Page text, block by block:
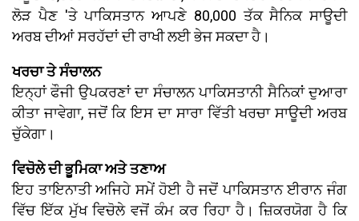
ਲੋੜ ਪੈਣ 'ਤੇ ਪਾਕਿਸਤਾਨ ਆਪਣੇ 80,000 ਤੱਕ ਸੈਨਿਕ ਸਾਊਦੀ
ਅਰਬ ਦੀਆਂ ਸਰਹੱਦਾਂ ਦੀ ਰਾਖੀ ਲਈ ਭੇਜ ਸਕਦਾ ਹੈ।
ਖਰਚਾ ਤੇ ਸੰਚਾਲਨ
ਇਨ੍ਹਾਂ ਫੌਜੀ ਉਪਕਰਣਾਂ ਦਾ ਸੰਚਾਲਨ ਪਾਕਿਸਤਾਨੀ ਸੈਨਿਕਾਂ ਦੁਆਰਾ
ਕੀਤਾ ਜਾਵੇਗਾ, ਜਦੋਂ ਕਿ ਇਸ ਦਾ ਸਾਰਾ ਵਿੱਤੀ ਖਰਚਾ ਸਾਊਦੀ ਅਰਬ
ਚੁੱਕੇਗਾ।
ਵਿਚੋਲੇ ਦੀ ਭੂਮਿਕਾ ਅਤੇ ਤਣਾਅ
ਇਹ ਤਾਇਨਾਤੀ ਅਜਿਹੇ ਸਮੇਂ ਹੋਈ ਹੈ ਜਦੋਂ ਪਾਕਿਸਤਾਨ ਈਰਾਨ ਜੰਗ
ਵਿੱਚ ਇੱਕ ਮੁੱਖ ਵਿਚੋਲੇ ਵਜੋਂ ਕੰਮ ਕਰ ਰਿਹਾ ਹੈ। ਜ਼ਿਕਰਯੋਗ ਹੈ ਕਿ